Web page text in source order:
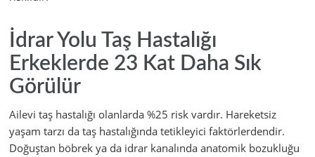
İdrar Yolu Taş Hastalığı
Erkeklerde 23 Kat Daha Sık
Görülür
Ailevi taş hastalığı olanlarda %25 risk vardır. Hareketsiz
yaşam tarzı da taş hastalığında tetikleyici faktörlerdendir.
Doğuştan böbrek ya da idrar kanalında anatomik bozukluğu